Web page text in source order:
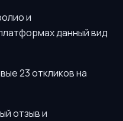
и
данный вид
23 откликов на
отзыв и